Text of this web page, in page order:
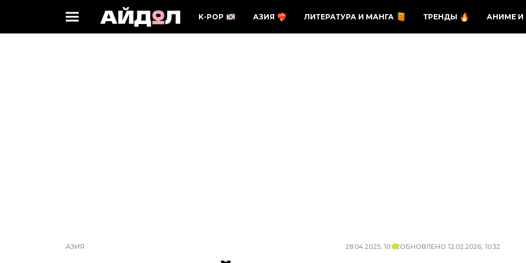
K-POP АЗИЯ ЛИТЕРАТУРА И МАНГА ТРЕНДЫ АНИМЕ И
АЗИЯ 28.04.2025, 10:02ОБНОВЛЕНО 12.02.2026, 10:32